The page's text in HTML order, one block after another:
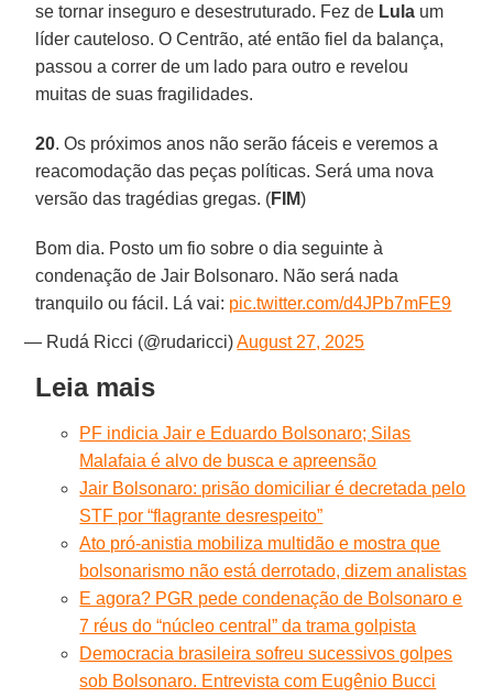
se tornar inseguro e desestruturado. Fez de Lula um
líder cauteloso. O Centrão, até então fiel da balança,
passou a correr de um lado para outro e revelou
muitas de suas fragilidades.
20. Os próximos anos não serão fáceis e veremos a
reacomodação das peças políticas. Será uma nova
versão das tragédias gregas. (FIM)
Bom dia. Posto um fio sobre o dia seguinte à
condenação de Jair Bolsonaro. Não será nada
tranquilo ou fácil. Lá vai: pic.twitter.com/d4JPb7mFE9
— Rudá Ricci (@rudaricci)August 27, 2025
Leia mais
PF indicia Jair e Eduardo Bolsonaro; Silas
Malafaia é alvo de busca e apreensão
Jair Bolsonaro: prisão domiciliar é decretada pelo
STF por “flagrante desrespeito”
Ato pró-anistia mobiliza multidão e mostra que
bolsonarismo não está derrotado, dizem analistas
E agora? PGR pede condenação de Bolsonaro e
7 réus do “núcleo central” da trama golpista
Democracia brasileira sofreu sucessivos golpes
sob Bolsonaro. Entrevista com Eugênio Bucci